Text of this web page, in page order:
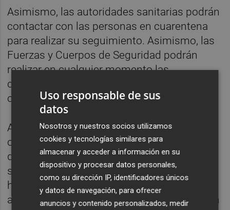
Asimismo, las autoridades sanitarias podrán
contactar con las personas en cuarentena
para realizar su seguimiento. Asimismo, las
Fuerzas y Cuerpos de Seguridad podrán
realizar en cualquier momento las
comprobaciones oportunas sobre el
cumplimiento de la cuarentena.
Ante cualquier sospecha de síntomas de
covid-19, las personas en cuarentena
deberán contactar por teléfono con los
servicios sanitarios mediante los números
habilitados por las comunidades
autónomas, indicando que se encuentran en
Uso responsable de sus
datos
Nosotros y nuestros socios utilizamos
cookies y tecnologías similares para
almacenar y acceder a información en su
dispositivo y procesar datos personales,
como su dirección IP, identificadores únicos
y datos de navegación, para ofrecer
anuncios y contenido personalizados, medir